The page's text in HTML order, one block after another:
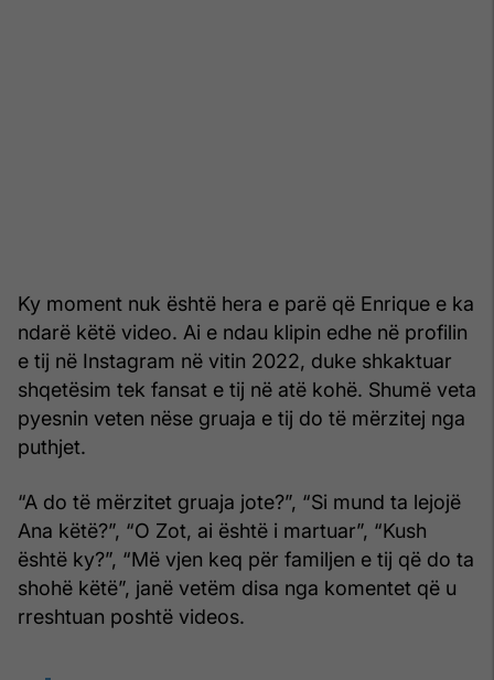
Ky moment nuk është hera e parë që Enrique e ka
ndarë këtë video. Ai e ndau klipin edhe në profilin
e tij në Instagram në vitin 2022, duke shkaktuar
shqetësim tek fansat e tij në atë kohë. Shumë veta
pyesnin veten nëse gruaja e tij do të mërzitej nga
puthjet.
“A do të mërzitet gruaja jote?”, “Si mund ta lejojë
Ana këtë?”, “O Zot, ai është i martuar”, “Kush
është ky?”, “Më vjen keq për familjen e tij që do ta
shohë këtë”, janë vetëm disa nga komentet që u
rreshtuan poshtë videos.